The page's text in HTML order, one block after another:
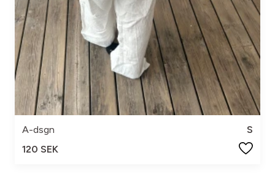
A-dsgn
S
120 SEK